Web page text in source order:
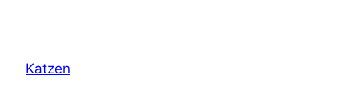
Katzen